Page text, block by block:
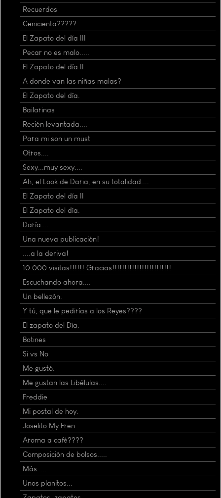
Recuerdos
Cenicienta?????
El Zapato del día III
Pecar no es malo.....
El Zapato del día II
A donde van las niñas malas?
El Zapato del día.
Bailarinas
Recién levantada....
Para mi son un must
Otros....
Sexy...muy sexy....
Ah, el Look de Daria, en su totalidad....
El Zapato del día II
El Zapato del día.
Daría....
Una nueva publicación!
....a la deriva!
10.000 visitas!!!!!! Gracias!!!!!!!!!!!!!!!!!!!!!!!!
Escuchando ahora....
Un bellezón.
Y tú, que le pedirías a los Reyes????
El zapato del Día.
Botines
Si vs No
Me gustó.
Me gustan las Libélulas....
Freddie
Mi postal de hoy.
Joselito My Fren
Aroma a café????
Composición de bolsos.....
Más.....
Unos planitos...